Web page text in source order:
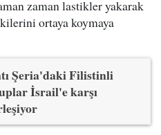
zaman lastikler yakarak
ortaya koymaya
Şeria'daki Filistinli
İsrail'e karşı